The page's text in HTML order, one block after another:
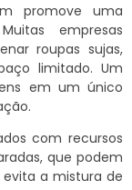
promove uma
empresas
roupas sujas,
limitado. Um
em um único
com recursos
que podem
evita a mistura de